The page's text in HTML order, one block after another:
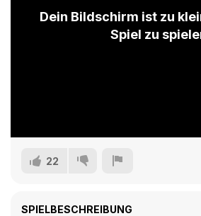
Dein Bildschirm ist zu
Spiel zu
22
SPIELBESCHREIBUNG